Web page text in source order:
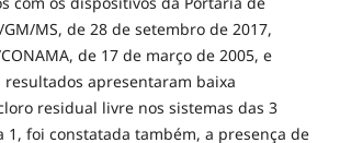
MS, de 28 de setembro de 2017,
de 17 de março de 2005, e
resultados apresentaram baixa
residual livre nos sistemas das 3
1, foi constatada também, a presença de